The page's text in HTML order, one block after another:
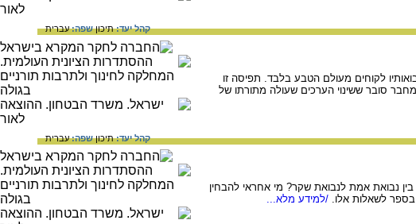
קהל יעד:תיכוןשפה:עברית
לקוחים מעולם הטבע בלבד. תפיסה זו
סובר ששינוי הערכים שעולה מתורתו של
קהל יעד:תיכוןשפה:עברית
נבואת אמת לנבואת שקר? מי אחראי להבחין
לשאלות אלו. /למידע מלא...